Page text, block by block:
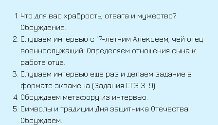
Что для вас храбрость, отвага и мужество?
Обсуждение.
Слушаем интервью с 17-летним Алексеем, чей отец
военнослужащий. Определяем отношения сына к
работе отца.
Слушаем интервью еще раз и делаем задание в
формате экзамена (Задания ЕГЭ 3-9).
Обсуждаем метафору из интервью.
Символы и традиции Дня защитника Отечества.
Обсуждаем.